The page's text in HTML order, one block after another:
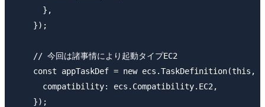
      },
    });
    // 今回は諸事情により起動タイプEC2
const appTaskDef = new ecs.TaskDefinition(this,
      compatibility: ecs.Compatibility.EC2,
    });